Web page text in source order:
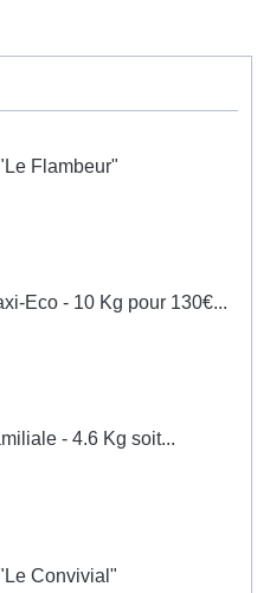
Flambeur"
Eco - 10 Kg pour 130€...
- 4.6 Kg soit...
Convivial"